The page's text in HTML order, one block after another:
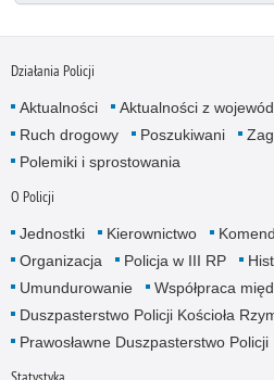
Działania Policji
Aktualności Aktualności z
Ruch drogowy
Poszukiwani
Polemiki i sprostowania
O Policji
Jednostki Kierownictwo
Organizacja
Policja w III RP
Umundurowanie
Współpraca
Duszpasterstwo Policji Kościoła
Prawosławne Duszpasterstwo Policji